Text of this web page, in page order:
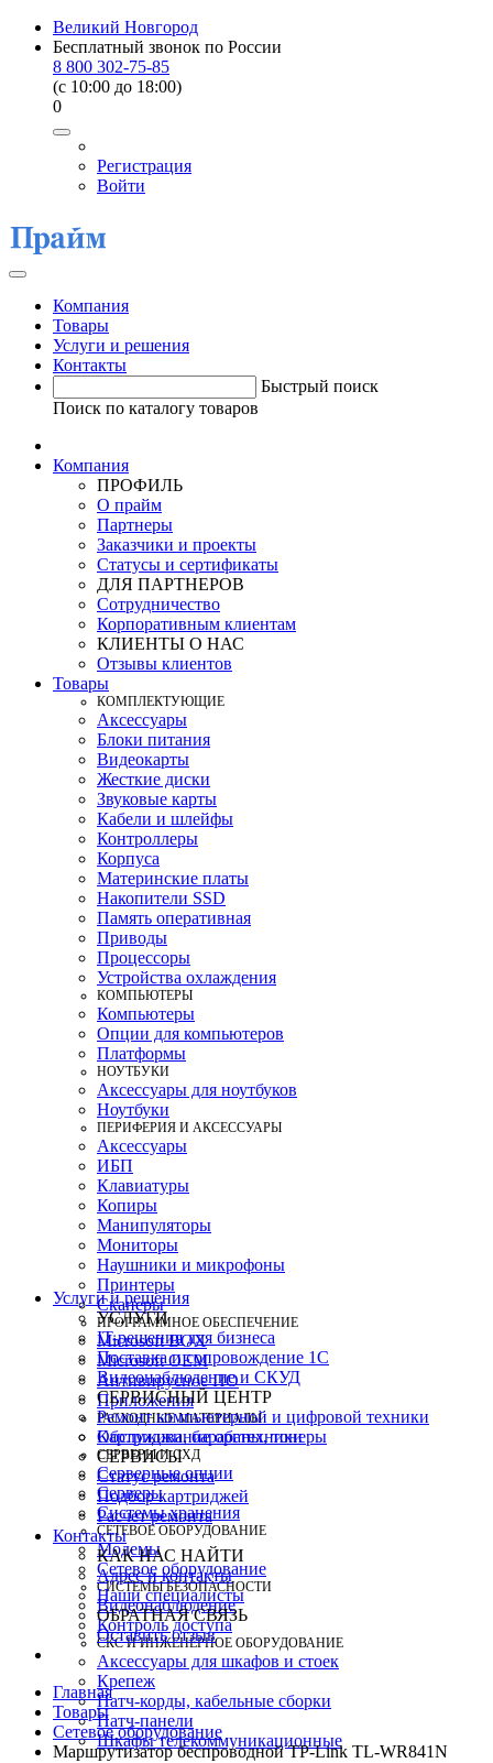
Великий Новгород
Бесплатный звонок по России
8 800 302-75-85
(c 10:00 до 18:00)
0
Регистрация
Войти
Компания
Товары
Услуги и решения
Контакты
Быстрый поиск
Поиск по каталогу товаров
Компания
ПРОФИЛЬ
О прайм
Партнеры
Заказчики и проекты
Статусы и сертификаты
ДЛЯ ПАРТНЕРОВ
Сотрудничество
Корпоративным клиентам
КЛИЕНТЫ О НАС
Отзывы клиентов
Товары
КOМПЛЕКТУЮЩИЕ
Аксессуары
Блоки питания
Видеокарты
Жесткие диски
Звуковые карты
Кабели и шлейфы
Контроллеры
Корпуса
Материнские платы
Накопители SSD
Память оперативная
Приводы
Процессоры
Устройства охлаждения
КОМПЬЮТЕРЫ
Компьютеры
Опции для компьютеров
Платформы
НОУТБУКИ
Аксессуары для ноутбуков
Ноутбуки
ПЕРИФЕРИЯ И АКСЕССУАРЫ
Аксессуары
ИБП
Клавиатуры
Копиры
Манипуляторы
Мониторы
Наушники и микрофоны
Принтеры
Сканеры
ПРОГРАММНОЕ ОБЕСПЕЧЕНИЕ
Microsoft BOX
Microsoft OEM
Антивирусное ПО
Приложения
РАСХОДНЫЕ МАТЕРИАЛЫ
Картриджи, барабаны, тонеры
СЕРВЕРЫ И СХД
Серверные опции
Серверы
Системы хранения
СЕТЕВОЕ ОБОРУДОВАНИЕ
Модемы
Сетевое оборудование
СИСТЕМЫ БЕЗОПАСНОСТИ
Видеонаблюдение
Контроль доступа
СКС И ИНЖЕНЕРНОЕ ОБОРУДОВАНИЕ
Аксессуары для шкафов и стоек
Крепеж
Патч-корды, кабельные сборки
Патч-панели
Шкафы телекоммуникационные
Услуги и решения
УСЛУГИ
IT-решения для бизнеса
Поставка и сопровождение 1C
Видеонаблюдение и СКУД
СЕРВИСНЫЙ ЦЕНТР
Ремонт компьютерной и цифровой техники
Обслуживание оргтехники
СЕРВИСЫ
Статус ремонта
Подбор картриджей
Расчет ремонта
Контакты
КАК НАС НАЙТИ
Адрес и контакты
Наши специалисты
ОБРАТНАЯ СВЯЗЬ
Оставить отзыв
Главная
Товары
Сетевое оборудование
Маршрутизатор беспроводной TP-Link TL-WR841N